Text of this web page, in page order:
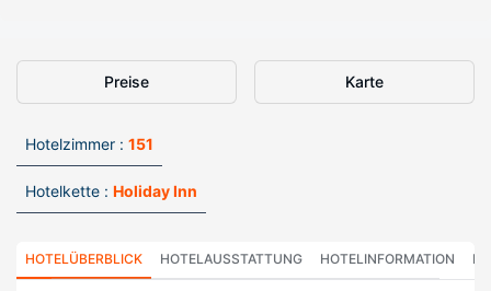
Preise Karte
Hotelzimmer : 151
Hotelkette : Holiday Inn
HOTELÜBERBLICK HOTELAUSSTATTUNG HOTELINFORMATION